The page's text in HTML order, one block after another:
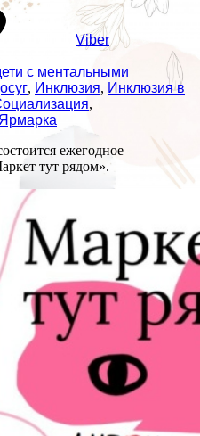
Viber
с ментальными
, Инклюзия, Инклюзия в
,
Ярмарка
ежегодное
тут рядом».